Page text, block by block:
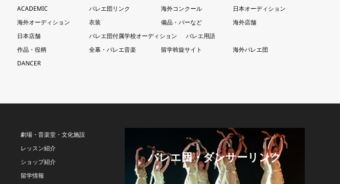
ACADEMIC
バレエ団リンク 海外コンクール
日本オーディション
海外オーディション
衣装 備品・バーなど
海外店舗
日本店舗
バレエ団付属学校オーディション
バレエ用語
作品・役柄
全幕・バレエ音楽 留学斡旋サイト
海外バレエ団
DANCER
劇場・音楽堂・文化施設
レッスン紹介
ショップ紹介
留学情報
バレエ団・ダンサーリンク